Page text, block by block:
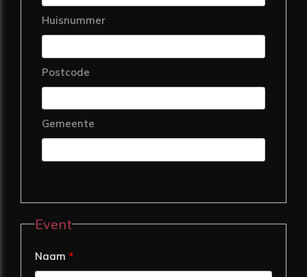
Huisnummer
Postcode
Gemeente
Event
Naam *